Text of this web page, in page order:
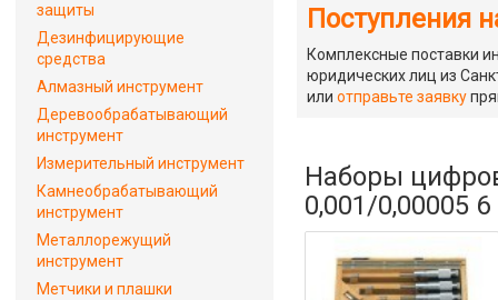
Поступления
Комплексные поставки
юридических лиц из
илиотправьте заявку
Наборы
0,001/0,00005
защиты
Дезинфицирующие
средства
Алмазный инструмент
Деревообрабатывающий
инструмент
Измерительный инструмент
Камнеобрабатывающий
инструмент
Металлорежущий
инструмент
Метчики и плашки